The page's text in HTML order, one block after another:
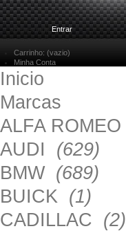
Bem-vindoEntrar
Carrinho: (vazio)
Minha Conta
Inicio
Marcas
ALFA ROMEO
AUDI (629)
BMW (689)
BUICK (1)
CADILLAC (2)